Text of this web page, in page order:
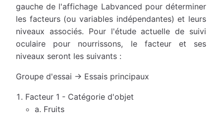
gauche de l'affichage Labvanced pour déterminer
les facteurs (ou variables indépendantes) et leurs
niveaux associés. Pour l'étude actuelle de suivi
oculaire pour nourrissons, le facteur et ses
niveaux seront les suivants :
Groupe d'essai → Essais principaux
Facteur 1 - Catégorie d'objet
a. Fruits